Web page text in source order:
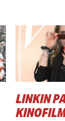
LINKIN